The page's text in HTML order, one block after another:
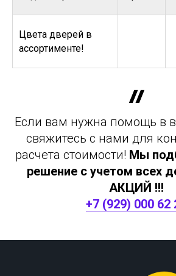
Цвета дверей в
ассортименте!
Если вам нужна помощь в
свяжитесь с нами для
расчета стоимости! Мы
решение с учетом всех
АКЦИЙ !!!
+7 (929) 000 62